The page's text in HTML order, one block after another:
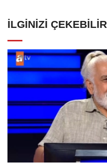
İLGINIZI ÇEKEBILIR